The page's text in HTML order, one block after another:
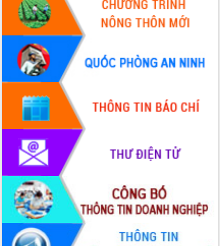
mạng Việt Nam
Đắk Lắk sơ kết 4 năm triển khai thực
hiện Đề án 06 của Chính phủ
Họp báo thông tin về Hội nghị Công bố
Quy hoạch và Xúc tiến đầu tư tỉnh Đắk
Lắk
Khơi thông điểm nghẽn, đẩy nhanh
giải ngân vốn khắc phục thiên tai
HĐND tỉnh thông qua điều chỉnh Quy
hoạch tỉnh thời kỳ 2021-2030
Hội thảo góp ý hồ sơ điều chỉnh quy
hoạch tỉnh Đắk Lắk thời kỳ 2021-2030,
Nâng cao hiệu quả hoạt động của các
doanh nghiệp nhà nước
Hội nghị triển khai kết nối mạng
truyền số liệu chuyên dùng phục vụ cơ
quan Đảng, Nhà nước
Lễ phát động chuỗi hoạt động chung
tay làm sạch môi trường
Xã Ea Kar bước chuyển mình trong
công tác cải cách hành chính mô hình
mới